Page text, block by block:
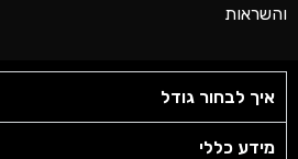
והשראות
איך לבחור גודל
מידע כללי